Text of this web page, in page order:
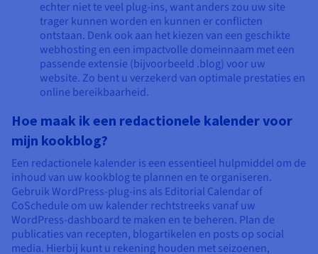
echter niet te veel plug-ins, want anders zou uw site
trager kunnen worden en kunnen er conflicten
ontstaan. Denk ook aan het kiezen van een geschikte
webhosting en een impactvolle domeinnaam met een
passende extensie (bijvoorbeeld .blog) voor uw
website. Zo bent u verzekerd van optimale prestaties en
online bereikbaarheid.
Hoe maak ik een redactionele kalender voor
mijn kookblog?
Een redactionele kalender is een essentieel hulpmiddel om de
inhoud van uw kookblog te plannen en te organiseren.
Gebruik WordPress-plug-ins als Editorial Calendar of
CoSchedule om uw kalender rechtstreeks vanaf uw
WordPress-dashboard te maken en te beheren. Plan de
publicaties van recepten, blogartikelen en posts op social
media. Hierbij kunt u rekening houden met seizoenen,